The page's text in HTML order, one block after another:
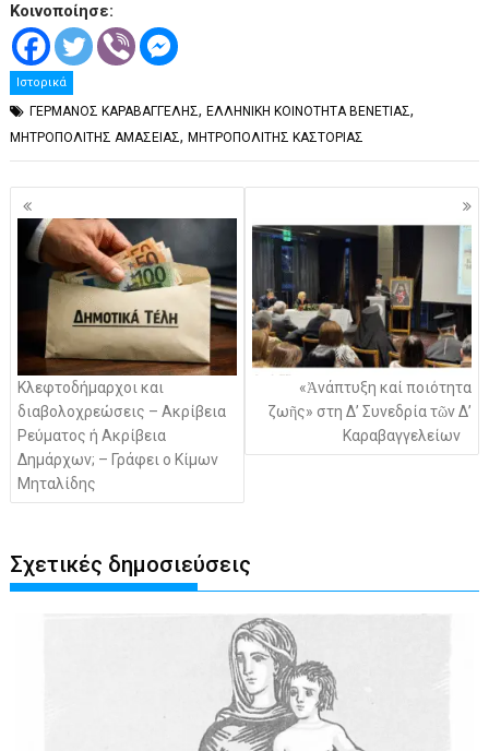
Κοινοποίησε:
Ιστορικά
ΓΕΡΜΑΝΟΣ ΚΑΡΑΒΑΓΓΕΛΗΣ,ΕΛΛΗΝΙΚΗ ΚΟΙΝΟΤΗΤΑ ΒΕΝΕΤΙΑΣ,
ΜΗΤΡΟΠΟΛΙΤΗΣ ΑΜΑΣΕΙΑΣ,ΜΗΤΡΟΠΟΛΙΤΗΣ ΚΑΣΤΟΡΙΑΣ
Πλοήγηση
άρθρων
Κλεφτοδήμαρχοι και
διαβολοχρεώσεις – Ακρίβεια
Ρεύματος ή Ακρίβεια
Δημάρχων; – Γράφει ο Κίμων
Μηταλίδης
«Ἀνάπτυξη καί ποιότητα
ζωῆς» στη Δ’ Συνεδρία τῶν Δ’
Καραβαγγελείων
Σχετικές δημοσιεύσεις